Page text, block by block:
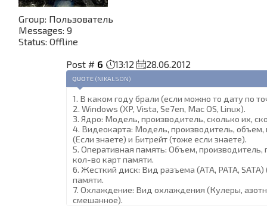
Group: Пользователь
Messages: 9
Status: Offline
Post # 6 13:12 28.06.2012
QUOTE (NIKALSON)
1. В каком году брали (если можно то дату по
2. Windows (XP, Vista, Se7en, Mac OS, Linux).
3. Ядро: Модель, производитель, сколько их,
4. Видеокарта: Модель, производитель, объем,
(Если знаете) и Битрейт (тоже если знаете).
5. Оперативная память: Объем, производитель,
кол-во карт памяти.
6. Жесткий диск: Вид разъема (ATA, PATA,
памяти.
7. Охлаждение: Вид охлаждения (Кулеры,
смешанное).